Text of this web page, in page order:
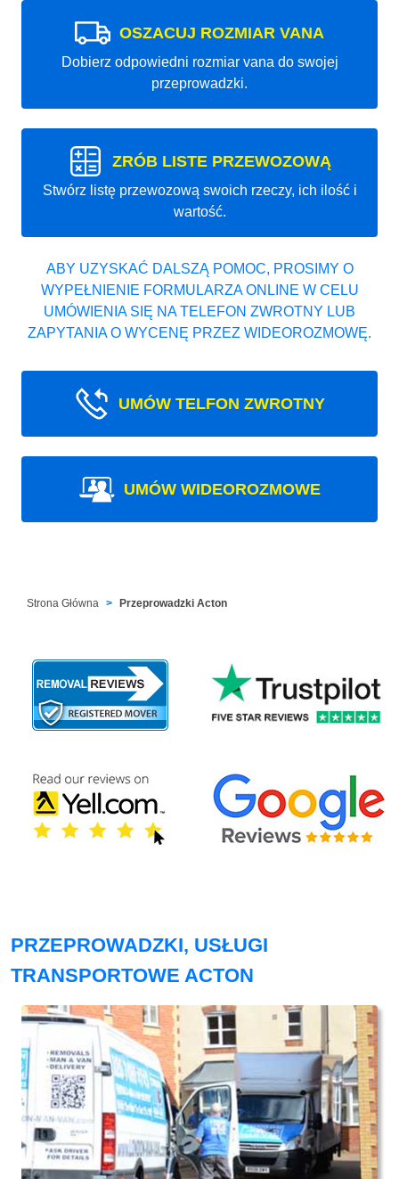
OSZACUJ ROZMIAR VANA
Dobierz odpowiedni rozmiar vana do swojej
przeprowadzki.
ZRÓB LISTE PRZEWOZOWĄ
Stwórz listę przewozową swoich rzeczy, ich ilość i
wartość.
ABY UZYSKAĆ DALSZĄ POMOC, PROSIMY O
WYPEŁNIENIE FORMULARZA ONLINE W CELU
UMÓWIENIA SIĘ NA TELEFON ZWROTNY LUB
ZAPYTANIA O WYCENĘ PRZEZ WIDEOROZMOWĘ.
UMÓW TELFON ZWROTNY
UMÓW WIDEOROZMOWE
Strona Główna Przeprowadzki Acton
PRZEPROWADZKI, USŁUGI
TRANSPORTOWE ACTON